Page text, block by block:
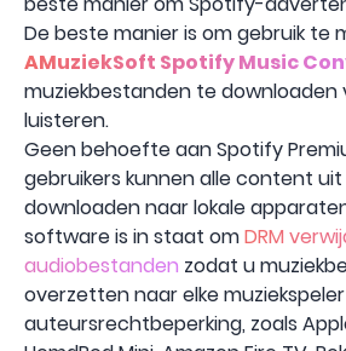
De beste manier is om gebruik te
AMuziekSoft Spotify Music
muziekbestanden te downloaden
luisteren.
Geen behoefte aan Spotify
gebruikers kunnen alle content
downloaden naar lokale
software is in staat omDRM
audiobestanden zodat u
overzetten naar elke
auteursrechtbeperking, zoals